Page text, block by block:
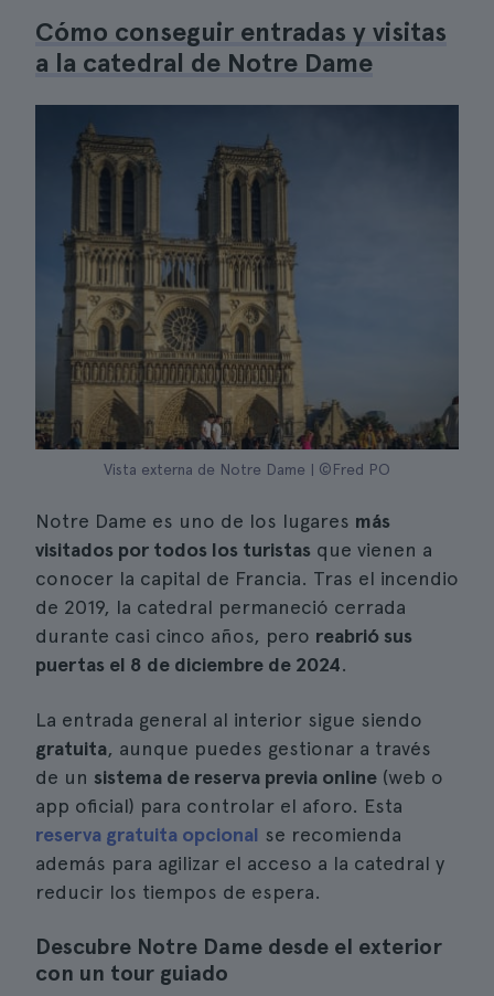
Cómo conseguir entradas y visitas
a la catedral de Notre Dame
Vista externa de Notre Dame | ©Fred PO
Notre Dame es uno de los lugares más
visitados por todos los turistas que vienen a
conocer la capital de Francia. Tras el incendio
de 2019, la catedral permaneció cerrada
durante casi cinco años, pero reabrió sus
puertas el 8 de diciembre de 2024.
La entrada general al interior sigue siendo
gratuita, aunque puedes gestionar a través
de un sistema de reserva previa online (web o
app oficial) para controlar el aforo. Esta
reserva gratuita opcional se recomienda
además para agilizar el acceso a la catedral y
reducir los tiempos de espera.
Descubre Notre Dame desde el exterior
con un tour guiado